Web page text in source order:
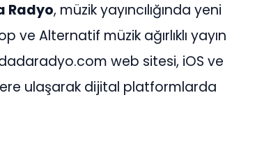
Radyo, müzik yayıncılığında yeni
ve Alternatif müzik ağırlıklı yayın
web sitesi, iOS ve
ulaşarak dijital platformlarda